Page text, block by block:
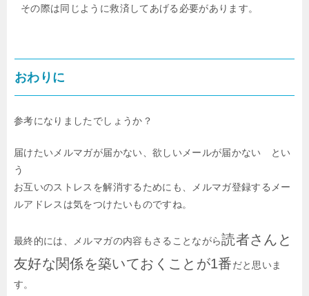
その際は同じように救済してあげる必要があります。
おわりに
参考になりましたでしょうか？
届けたいメルマガが届かない、欲しいメールが届かない とい
う
お互いのストレスを解消するためにも、メルマガ登録するメー
ルアドレスは気をつけたいものですね。
最終的には、メルマガの内容もさることながら読者さんと
友好な関係を築いておくことが1番だと思いま
す。